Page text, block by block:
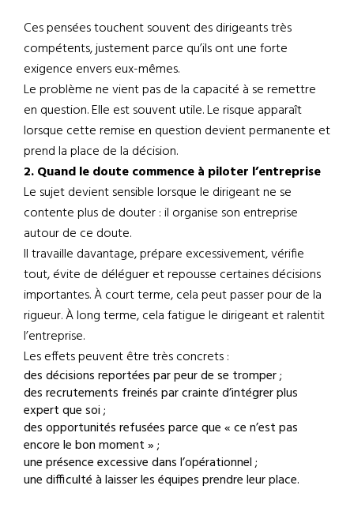
Ces pensées touchent souvent des dirigeants très
compétents, justement parce qu’ils ont une forte
exigence envers eux-mêmes.
Le problème ne vient pas de la capacité à se remettre
en question. Elle est souvent utile. Le risque apparaît
lorsque cette remise en question devient permanente et
prend la place de la décision.
2. Quand le doute commence à piloter l’entreprise
Le sujet devient sensible lorsque le dirigeant ne se
contente plus de douter : il organise son entreprise
autour de ce doute.
Il travaille davantage, prépare excessivement, vérifie
tout, évite de déléguer et repousse certaines décisions
importantes. À court terme, cela peut passer pour de la
rigueur. À long terme, cela fatigue le dirigeant et ralentit
l’entreprise.
Les effets peuvent être très concrets :
des décisions reportées par peur de se tromper ;
des recrutements freinés par crainte d’intégrer plus
expert que soi ;
des opportunités refusées parce que « ce n’est pas
encore le bon moment » ;
une présence excessive dans l’opérationnel ;
une difficulté à laisser les équipes prendre leur place.